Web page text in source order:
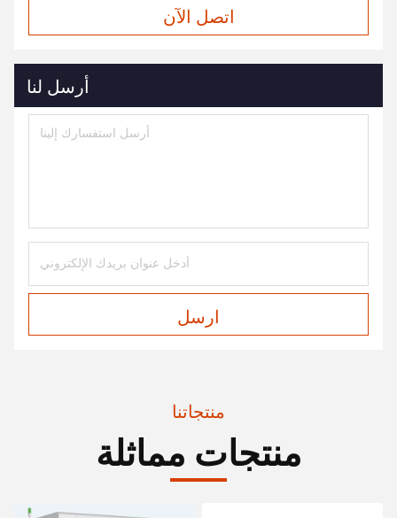
اتصل الآن
أرسل لنا
ارسل
منتجاتنا
منتجات مماثلة